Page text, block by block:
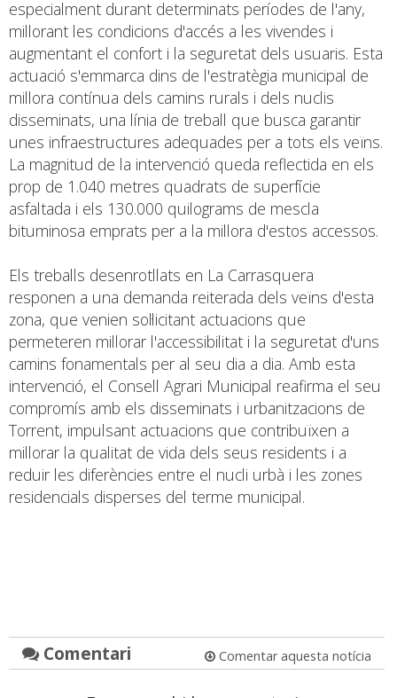
especialment durant determinats períodes de l'any,
millorant les condicions d'accés a les vivendes i
augmentant el confort i la seguretat dels usuaris. Esta
actuació s'emmarca dins de l'estratègia municipal de
millora contínua dels camins rurals i dels nuclis
disseminats, una línia de treball que busca garantir
unes infraestructures adequades per a tots els veïns.
La magnitud de la intervenció queda reflectida en els
prop de 1.040 metres quadrats de superfície
asfaltada i els 130.000 quilograms de mescla
bituminosa emprats per a la millora d'estos accessos.
Els treballs desenrotllats en La Carrasquera
responen a una demanda reiterada dels veïns d'esta
zona, que venien sol·licitant actuacions que
permeteren millorar l'accessibilitat i la seguretat d'uns
camins fonamentals per al seu dia a dia. Amb esta
intervenció, el Consell Agrari Municipal reafirma el seu
compromís amb els disseminats i urbanitzacions de
Torrent, impulsant actuacions que contribuïxen a
millorar la qualitat de vida dels seus residents i a
reduir les diferències entre el nucli urbà i les zones
residencials disperses del terme municipal.
Comentari Comentar aquesta notícia